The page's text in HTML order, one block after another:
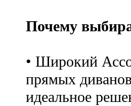
Почему
• Широкий
прямых
идеальное